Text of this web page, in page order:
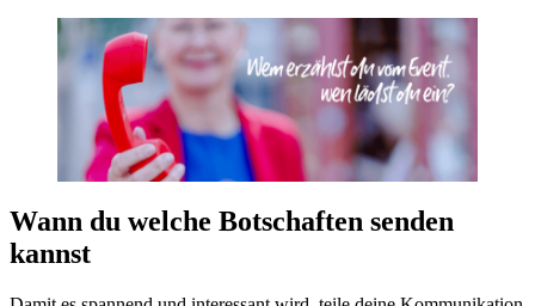
Wann du welche Botschaften senden
kannst